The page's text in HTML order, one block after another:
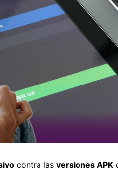
contra las versiones APK